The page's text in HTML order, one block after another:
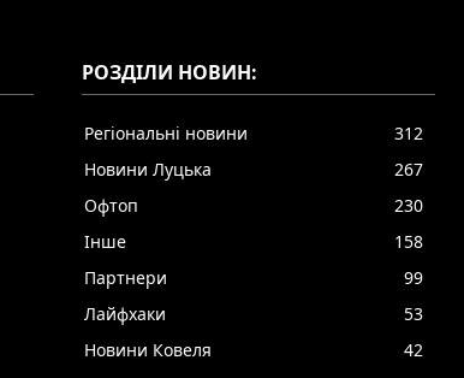
РОЗДІЛИ НОВИН:
Регіональні новини
312
Новини Луцька
267
Офтоп
230
Інше
158
Партнери
99
Лайфхаки
53
Новини Ковеля
42